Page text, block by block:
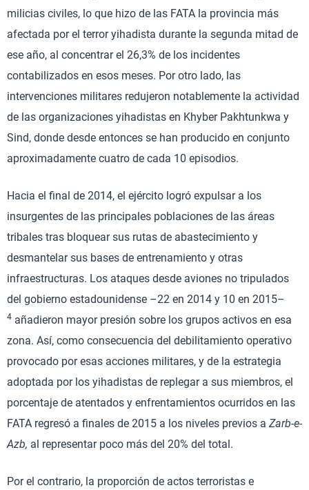
milicias civiles, lo que hizo de las FATA la provincia más
afectada por el terror yihadista durante la segunda mitad de
ese año, al concentrar el 26,3% de los incidentes
contabilizados en esos meses. Por otro lado, las
intervenciones militares redujeron notablemente la actividad
de las organizaciones yihadistas en Khyber Pakhtunkwa y
Sind, donde desde entonces se han producido en conjunto
aproximadamente cuatro de cada 10 episodios.
Hacia el final de 2014, el ejército logró expulsar a los
insurgentes de las principales poblaciones de las áreas
tribales tras bloquear sus rutas de abastecimiento y
desmantelar sus bases de entrenamiento y otras
infraestructuras. Los ataques desde aviones no tripulados
del gobierno estadounidense –22 en 2014 y 10 en 2015–
4 añadieron mayor presión sobre los grupos activos en esa
zona. Así, como consecuencia del debilitamiento operativo
provocado por esas acciones militares, y de la estrategia
adoptada por los yihadistas de replegar a sus miembros, el
porcentaje de atentados y enfrentamientos ocurridos en las
FATA regresó a finales de 2015 a los niveles previos a Zarb-e-
Azb, al representar poco más del 20% del total.
Por el contrario, la proporción de actos terroristas e